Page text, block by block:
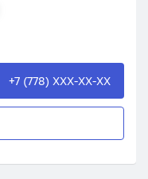
+7 (778) XXX-XX-XX